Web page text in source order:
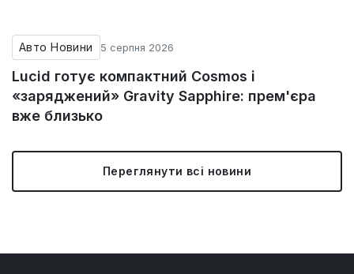
Авто Новини 5 серпня 2026
Lucid готує компактний Cosmos і
«заряджений» Gravity Sapphire: прем'єра
вже близько
Переглянути всі новини